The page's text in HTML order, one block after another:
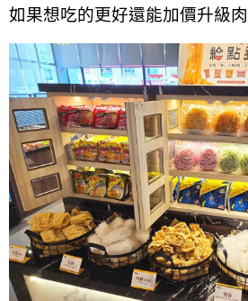
如果想吃的更好還能加價升級